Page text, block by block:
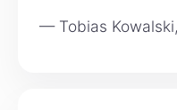
— Tobias